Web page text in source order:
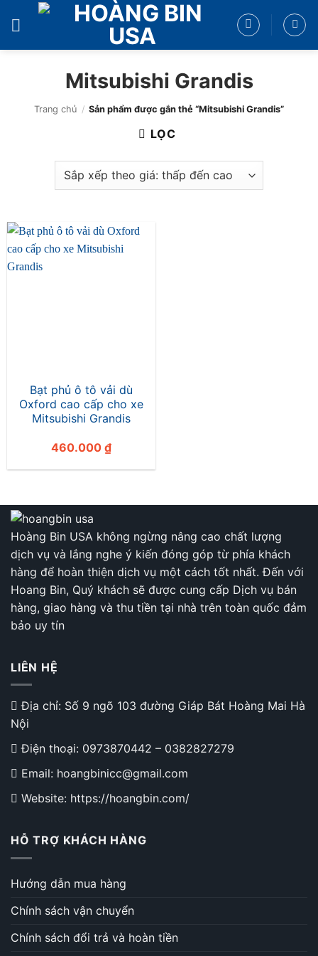
Mitsubishi Grandis
Trang chủ / Sản phẩm được gắn thẻ “Mitsubishi Grandis”
LỌC
Bạt phủ ô tô vải dù
Oxford cao cấp cho xe
Mitsubishi Grandis
460.000 ₫
Hoàng Bin USA không ngừng nâng cao chất lượng
dịch vụ và lắng nghe ý kiến đóng góp từ phía khách
hàng để hoàn thiện dịch vụ một cách tốt nhất. Đến với
Hoang Bin, Quý khách sẽ được cung cấp Dịch vụ bán
hàng, giao hàng và thu tiền tại nhà trên toàn quốc đảm
bảo uy tín
LIÊN HỆ
Địa chỉ: Số 9 ngõ 103 đường Giáp Bát Hoàng Mai Hà
Nội
Điện thoại: 0973870442 – 0382827279
Email: hoangbinicc@gmail.com
Website: https://hoangbin.com/
HỖ TRỢ KHÁCH HÀNG
Hướng dẫn mua hàng
Chính sách vận chuyển
Chính sách đổi trả và hoàn tiền